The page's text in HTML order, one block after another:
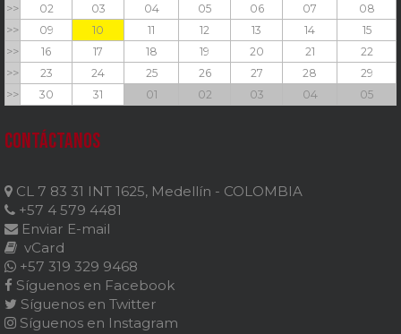
>>
02 03 04 05 06 07
08
>>
09 10 11 12 13 14
15
>>
16 17 18 19 20 21
22
>>
23 24 25 26 27 28
29
>>
30 31 01 02 03 04 05
Contáctanos
CL 7 83 31 INT 1625, Medellín - COLOMBIA
+57 4 579 4481
Enviar E-mail
vCard
+57 319 329 9468
Síguenos en Facebook
Síguenos en Twitter
Síguenos en Instagram